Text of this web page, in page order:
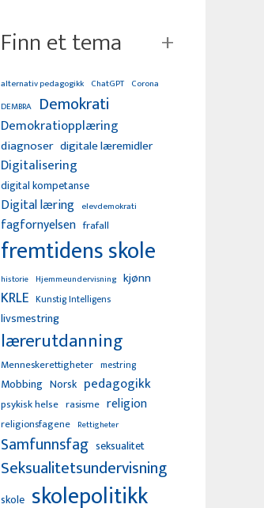
Finn et tema
alternativ pedagogikk ChatGPT Corona
DEMBRA Demokrati
Demokratiopplæring
diagnoser digitale læremidler
Digitalisering
digital kompetanse
Digital læring elevdemokrati
fagfornyelsen frafall
fremtidens skole
historie Hjemmeundervisning kjønn
KRLE Kunstig Intelligens
livsmestring
lærerutdanning
Menneskerettigheter mestring
Mobbing Norsk pedagogikk
psykisk helse rasisme religion
religionsfagene Rettigheter
Samfunnsfag seksualitet
Seksualitetsundervisning
skole skolepolitikk